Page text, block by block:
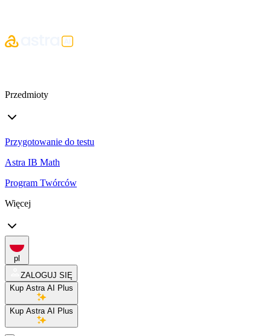
Przedmioty
Przygotowanie do testu
Astra IB Math
Program Twórców
Więcej
pl
ZALOGUJ SIĘ
Kup Astra AI Plus
Kup Astra AI Plus